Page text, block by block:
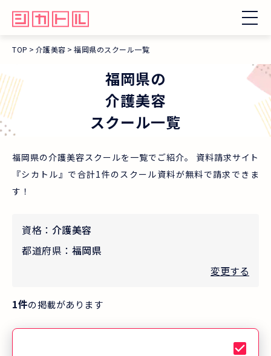
TOP 介護美容 福岡県のスクール一覧
福岡県の
介護美容
スクール一覧
福岡県の介護美容スクールを一覧でご紹介。 資料請求サイト
『シカトル』で合計1件のスクール資料が無料で請求できま
す！
資格： 介護美容
都道府県： 福岡県
変更する
1件の掲載があります